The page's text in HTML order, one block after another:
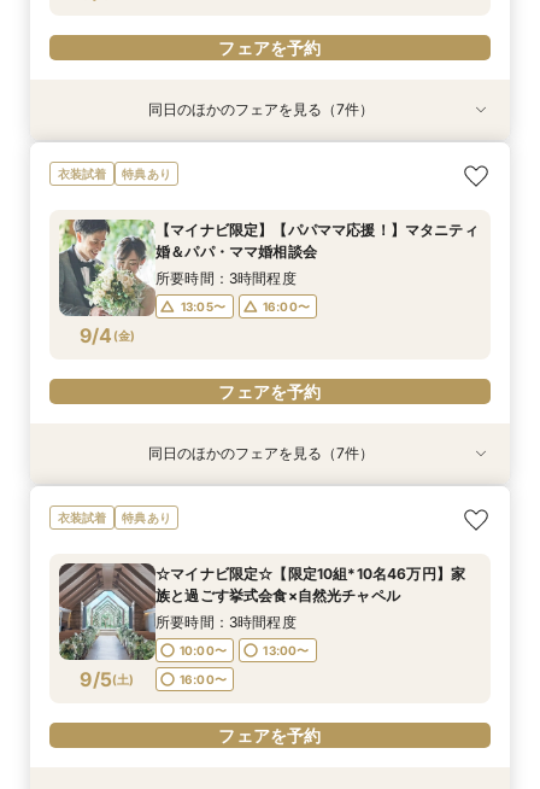
フェアを予約
特典あり
9/3(木)
＼マイナビ限定／【必要なものだけ】ぴったり見
つかるお得プラン♪最大28万優待
13:00〜 16:00〜
特典あり
9/3(木)
【マイナビ限定】【挙式＋少人数会食検討の方必
見！】アットホームパーティ
13:00〜 16:00〜
特典あり
9/3(木)
【マイナビ限定】【3カ月以内で叶える高コスパ
挙式】温もりチャペル×選べる会場
13:00〜 16:00〜
特典あり
9/3(木)
【マイナビ限定】先輩花嫁大絶賛♪☆リゾート挙
式後の帰国後パーティ－相談会☆
13:00〜 16:00〜
特典あり
9/3(木)
【マイナビ限定】衣装サロン見学付き相談会♪ブ
ランドドレスも！【衣装特典も】
13:00〜 16:00〜
特典あり
9/3(木)
【マイナビ限定】賢い結婚式を挙げよう☆平日挙
式がお得！
13:00〜 16:00〜
特典あり
9/3(木)
【マイナビ限定】来館で10,000円・さらにご成
約で10,000円の電子マネープレゼントキャン
ル】はじめて相談会【1日で完結】
所要時間：3時間程度
同日のほかのフェアを見る（7件）
衣装試着 特典あり
9/4 (金)
【マイナビ限定】【パパママ応援！】マタニティ
婚＆パパ・ママ婚相談会
所要時間：3時間程度
13:05〜 16:00〜
フェアを予約
特典あり
9/4(金 )
＼マイナビ限定／【必要なものだけ】ぴったり見
つかるお得プラン♪最大28万優待
13:00〜 16:00〜
フェアを予約
特典あり
9/4(金 )
【マイナビ限定】【挙式＋少人数会食検討の方必
見！】アットホームパーティ
13:00〜 16:00〜
フェアを予約
特典あり
9/4(金 )
【マイナビ限定】【3カ月以内で叶える高コスパ
挙式】温もりチャペル×選べる会場
13:00〜 16:00〜
フェアを予約
特典あり
9/4(金 )
【マイナビ限定】先輩花嫁大絶賛♪☆リゾート挙
式後の帰国後パーティ－相談会☆
13:00〜 16:00〜
フェアを予約
特典あり
9/4(金 )
【マイナビ限定】衣装サロン見学付き相談会♪ブ
ランドドレスも！【衣装特典も】
13:00〜 16:00〜
フェアを予約
特典あり
9/4(金 )
【マイナビ限定】賢い結婚式を挙げよう☆平日挙
式がお得！
13:00〜 16:00〜
フェアを予約
特典あり
9/4(金 )
【マイナビ限定】来館で10,000円・さらにご成
約で10,000円の電子マネープレゼントキャン
ル】はじめて相談会【1日で完結】
所要時間：3時間程度
フェアを予約
同日のほかのフェアを見る（7件）
衣装試着 特典あり
9/5(土)
☆マイナビ限定☆【限定10組*10名46万円】家
族と過ごす挙式会食×自然光チャペル
所要時間：3時間程度
10:00〜
13:00〜
16:00〜
フェアを予約